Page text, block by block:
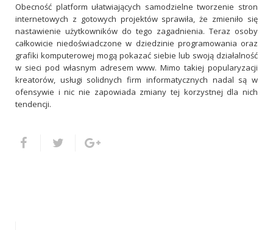
Obecność platform ułatwiających samodzielne tworzenie stron
internetowych z gotowych projektów sprawiła, że zmieniło się
nastawienie użytkowników do tego zagadnienia. Teraz osoby
całkowicie niedoświadczone w dziedzinie programowania oraz
grafiki komputerowej mogą pokazać siebie lub swoją działalność
w sieci pod własnym adresem www. Mimo takiej popularyzacji
kreatorów, usługi solidnych firm informatycznych nadal są w
ofensywie i nic nie zapowiada zmiany tej korzystnej dla nich
tendencji.